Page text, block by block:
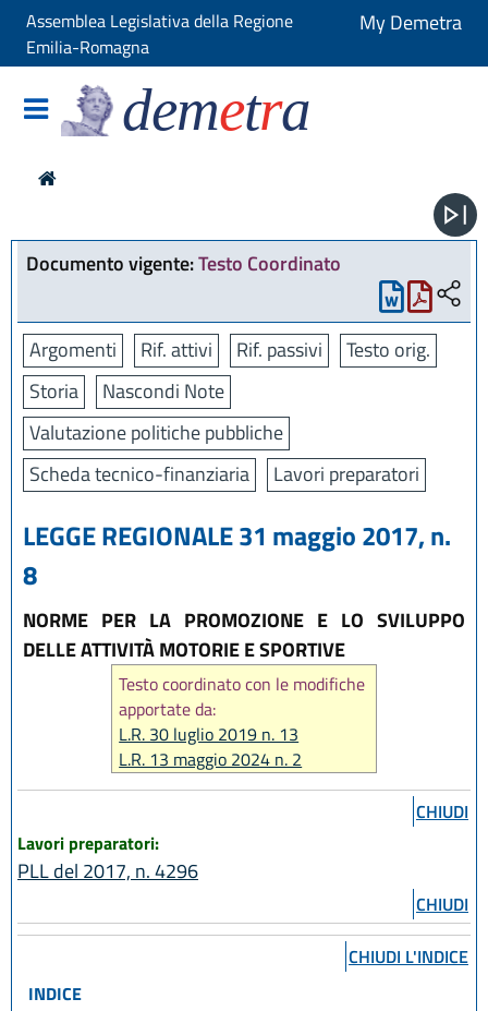
Assemblea Legislativa della Regione
Emilia-Romagna
My Demetra
demetra
Documento vigente:Testo Coordinato
Argomenti Rif. attivi Rif. passivi
Testo orig.
Storia
Nascondi Note
Valutazione politiche pubbliche
Scheda tecnico-finanziaria
Lavori preparatori
LEGGE REGIONALE 31 maggio 2017, n.
8
NORME PER LA PROMOZIONE E LO SVILUPPO
DELLE ATTIVITÀ MOTORIE E SPORTIVE
Testo coordinato con le modifiche
apportate da:
L.R. 30 luglio 2019 n. 13
L.R. 13 maggio 2024 n. 2
L.R. 14 giugno 2024, n. 7
L.R. 28 luglio 2026, n. 9
CHIUDI
Lavori preparatori:
PLL del 2017, n. 4296
CHIUDI
CHIUDI L'INDICE
INDICE